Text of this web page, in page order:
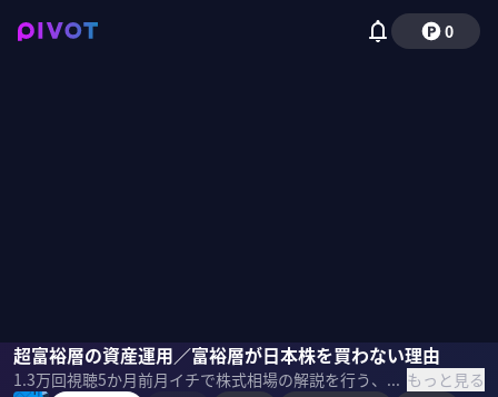
0
超富裕層の資産運用／富裕層が日本株を買わない理由
1.3万回視聴5か月前 月イチで株式相場の解説を行う、「マーケット超分析」の２月回。後編では、超富裕層の投資術を紹介。 ＜出演者＞ 木野内栄治｜大和証券 チーフテクニカルアナリスト 1988年に大和証券に入社。 以来一貫してテクニカル分析業務に従事。日経ヴェリタス「人気アナリスト」テクニカル部門で1位に輝くこと21回。 青木大樹｜UBS SuMi TRUSTウェルス・マネジメントCIO 2001年から9年間内閣府にて政策企画・経済分析を担当。第一次安倍政権では「骨太の方針」の策定にも携わった政策中枢を知るエコノミスト。現在は日本地域最高投資責任者として株式・債券・為替の見通しを統括。富裕層向けの投資戦略を策定。 ＜目次＞ もっと見る
木野内栄治青木大樹柴田阿弥